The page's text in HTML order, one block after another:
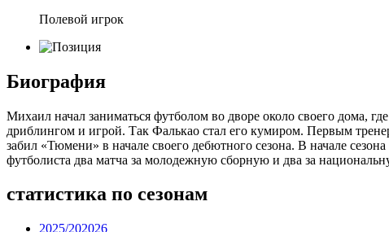
Полевой игрок
Биография
Михаил начал заниматься футболом во дворе около своего дома,
дриблингом и игрой. Так Фалькао стал его кумиром. Первым
забил «Тюмени» в начале своего дебютного сезона. В начале
футболиста два матча за молодежную сборную и два за
статистика по сезонам
2025/202026